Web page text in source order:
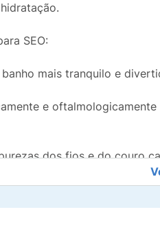
SEO:
mais tranquilo e
e
dos fios e do couro
antes do